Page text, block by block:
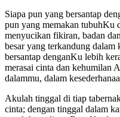
Siapa pun yang bersantap
pun yang memakan tubuhKu
menyucikan fikiran, badan
besar yang terkandung
bersantap denganKu lebih
merasai cinta dan kehumilan
dalammu, dalam
Akulah tinggal di tiap
cinta; dengan tinggal dalam